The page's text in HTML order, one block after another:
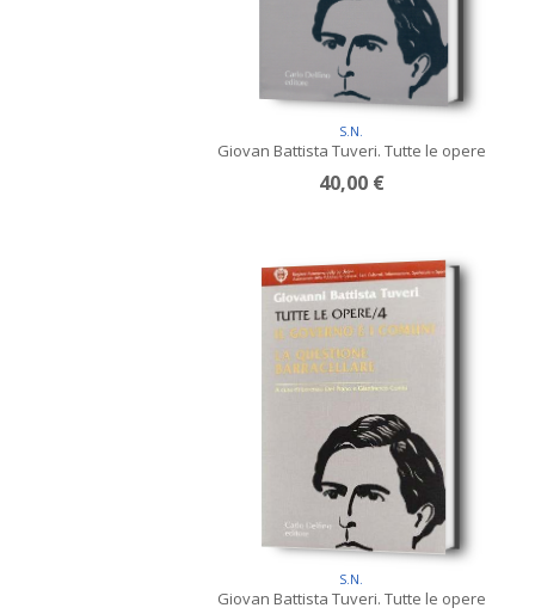
S.N.
Giovan Battista Tuveri. Tutte le opere
40,00 €
S.N.
Giovan Battista Tuveri. Tutte le opere